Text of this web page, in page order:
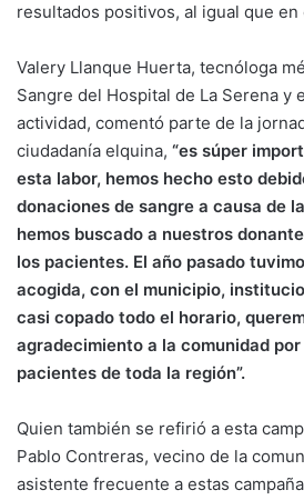
resultados positivos, al igual que
Valery Llanque Huerta, tecnóloga
Sangre del Hospital de La Serena y
actividad, comentó parte de la
ciudadanía elquina, “es súper
esta labor, hemos hecho esto
donaciones de sangre a causa de
hemos buscado a nuestros
los pacientes. El año pasado
acogida, con el municipio,
casi copado todo el horario,
agradecimiento a la comunidad
pacientes de toda la región”.
Quien también se refirió a esta
Pablo Contreras, vecino de la
asistente frecuente a estas